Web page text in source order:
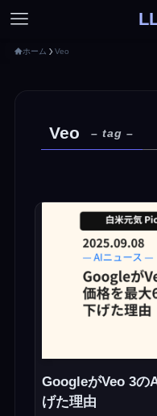
ホーム Veo
Veo – tag –
GoogleがVeo 3の
げた理由